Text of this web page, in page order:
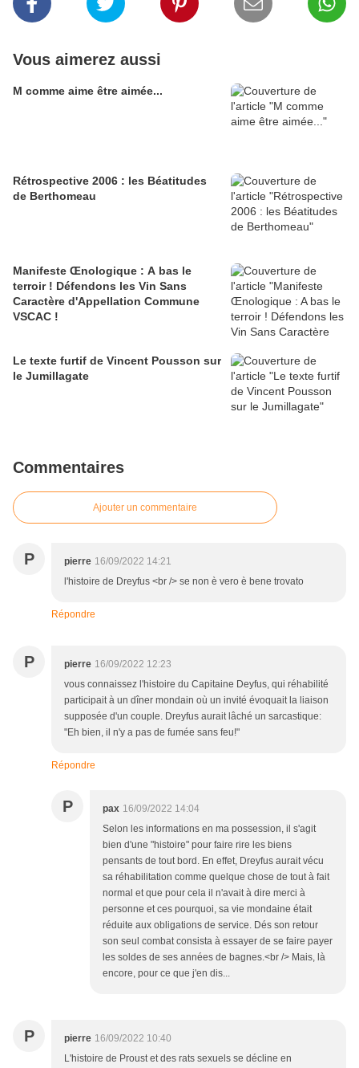
Vous aimerez aussi
M comme aime être aimée...
Rétrospective 2006 : les Béatitudes
de Berthomeau
Manifeste Œnologique : A bas le
terroir ! Défendons les Vin Sans
Caractère d'Appellation Commune
VSCAC !
Le texte furtif de Vincent Pousson sur
le Jumillagate
Commentaires
Ajouter un commentaire
P pierre 16/09/2022 14:21
l'histoire de Dreyfus <br /> se non è vero è bene trovato
Répondre
P pierre 16/09/2022 12:23
vous connaissez l'histoire du Capitaine Deyfus, qui réhabilité
participait à un dîner mondain où un invité évoquait la liaison
supposée d'un couple. Dreyfus aurait lâché un sarcastique:
"Eh bien, il n'y a pas de fumée sans feu!"
Répondre
P pax 16/09/2022 14:04
Selon les informations en ma possession, il s'agit
bien d'une "histoire" pour faire rire les biens
pensants de tout bord. En effet, Dreyfus aurait vécu
sa réhabilitation comme quelque chose de tout à fait
normal et que pour cela il n'avait à dire merci à
personne et ces pourquoi, sa vie mondaine était
réduite aux obligations de service. Dés son retour
son seul combat consista à essayer de se faire payer
les soldes de ses années de bagnes.<br /> Mais, là
encore, pour ce que j'en dis...
P pierre 16/09/2022 10:40
L'histoire de Proust et des rats sexuels se décline en